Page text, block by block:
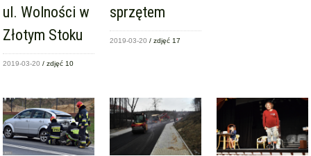
ul. Wolności w
Złotym Stoku
2019-03-20 / zdjęć 10
sprzętem
2019-03-20 / zdjęć 17